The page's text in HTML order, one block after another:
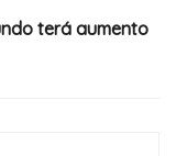
terá aumento